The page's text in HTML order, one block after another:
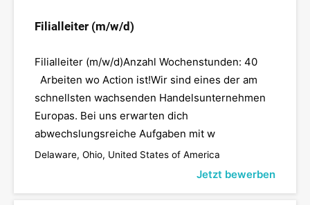
Filialleiter (m/w/d)
Filialleiter (m/w/d)Anzahl Wochenstunden: 40
Arbeiten wo Action ist!Wir sind eines der am
schnellsten wachsenden Handelsunternehmen
Europas. Bei uns erwarten dich
abwechslungsreiche Aufgaben mit w
Delaware, Ohio, United States of America
Jetzt bewerben